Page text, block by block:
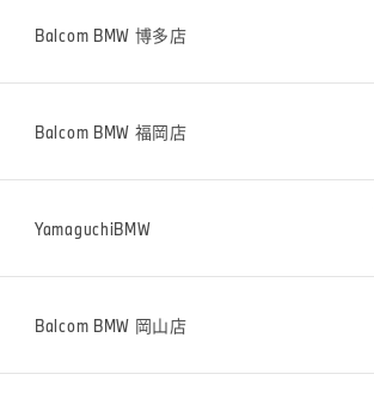
Balcom BMW 博多店
Balcom BMW 福岡店
YamaguchiBMW
Balcom BMW 岡山店